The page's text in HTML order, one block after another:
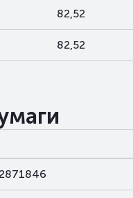
82,52
82,52